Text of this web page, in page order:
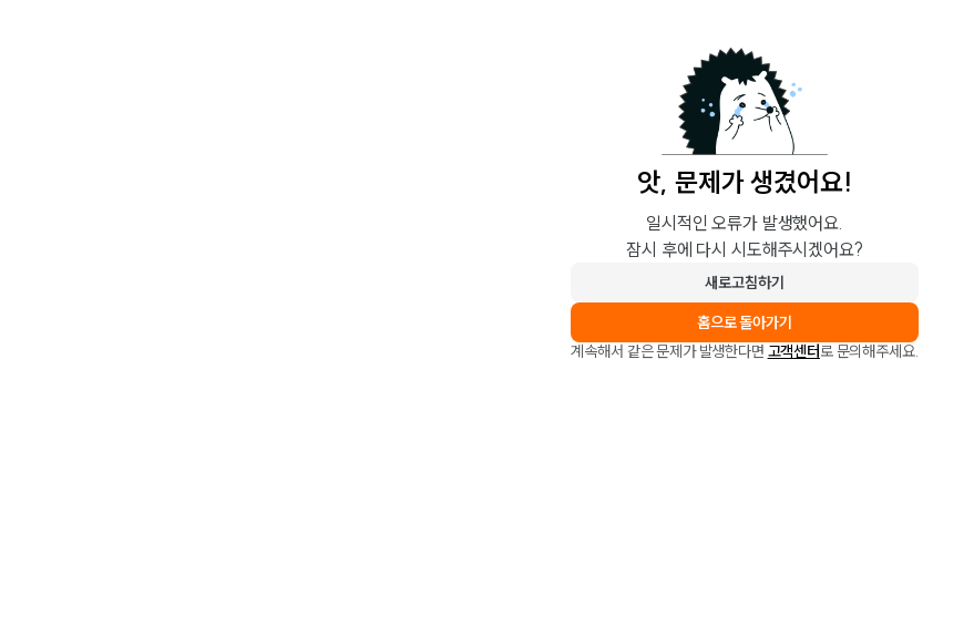
앗, 문제가 생겼어요!
일시적인 오류가 발생했어요.
잠시 후에 다시 시도해주시겠어요?
새로고침하기
홈으로 돌아가기
계속해서 같은 문제가 발생한다면 고객센터로 문의해주세요.